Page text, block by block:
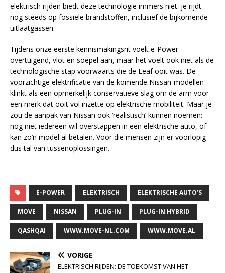
elektrisch rijden biedt deze technologie immers niet: je rijdt
nog steeds op fossiele brandstoffen, inclusief de bijkomende
uitlaatgassen.
Tijdens onze eerste kennismakingsrit voelt e-Power
overtuigend, vlot en soepel aan, maar het voelt ook niet als de
technologische stap voorwaarts die de Leaf ooit was. De
voorzichtige elektrificatie van de komende Nissan-modellen
klinkt als een opmerkelijk conservatieve slag om de arm voor
een merk dat ooit vol inzette op elektrische mobiliteit. Maar je
zou de aanpak van Nissan ook ‘realistisch’ kunnen noemen:
nog niet iedereen wil overstappen in een elektrische auto, of
kan zo’n model al betalen. Voor die mensen zijn er voorlopig
dus tal van tussenoplossingen.
E-POWER ELEKTRISCH ELEKTRISCHE AUTO’S
MOVE NISSAN PLUG-IN PLUG-IN HYBRID
QASHQAI WWW.MOVE-NL.COM WWW.MOVE.AL
VORIGE
ELEKTRISCH RIJDEN: DE TOEKOMST VAN HET